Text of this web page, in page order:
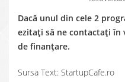
Dacă unul din cele 2
ezitați să ne contactați
de finanțare.
Sursa Text: StartupCafe.ro